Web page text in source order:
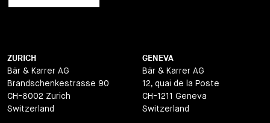
ZURICH
Bär & Karrer AG
Brandschenkestrasse 90
CH-8002 Zurich
Switzerland
GENEVA
Bär & Karrer AG
12, quai de la Poste
CH-1211 Geneva
Switzerland